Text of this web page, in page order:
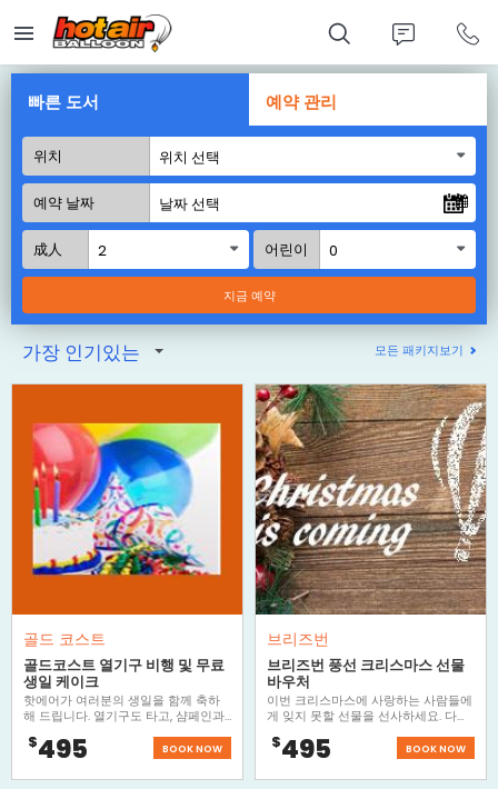
main
content
빠른 도서 예약 관리
위치 위치 선택
예약 날짜
成人 2 어린이 0
가장 인기있는 모든 패키지보기
골드 코스트
골드코스트 열기구 비행 및 무료
생일 케이크
핫에어가 여러분의 생일을 함께 축하
해 드립니다. 열기구도 타고, 샴페인과
지... 평생 추억 할 수 있는 감동의 생일
파티가 여러분을 기다립니다.
$495 BOOK NOW
브리즈번
브리즈번 풍선 크리스마스 선물
바우처
이번 크리스마스에 사랑하는 사람들에
게 잊지 못할 선물을 선사하세요. 다양
최고의 가격으로 만나보세요. 모든 티
켓은 구매일로부터 3년간 유효합니다.
$495 BOOK NOW